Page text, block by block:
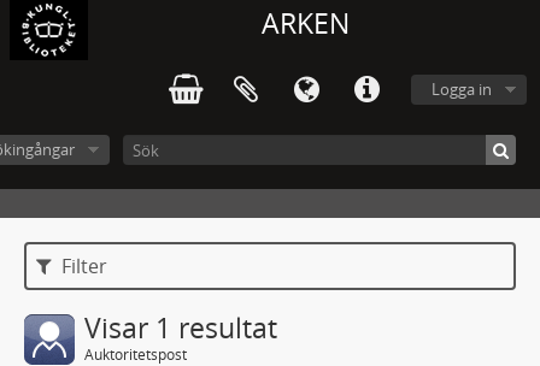
ARKEN
Logga in
Filter
Visar 1 resultat
Auktoritetspost